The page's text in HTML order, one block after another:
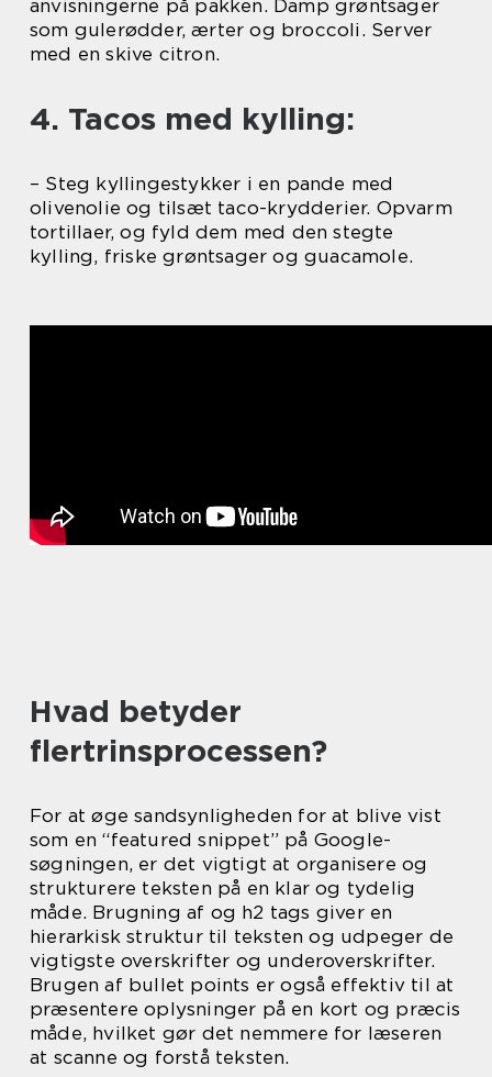
anvisningerne på pakken. Damp grøntsager
som gulerødder, ærter og broccoli. Server
med en skive citron.
4. Tacos med kylling:
– Steg kyllingestykker i en pande med
olivenolie og tilsæt taco-krydderier. Opvarm
tortillaer, og fyld dem med den stegte
kylling, friske grøntsager og guacamole.
Hvad betyder
flertrinsprocessen?
For at øge sandsynligheden for at blive vist
som en “featured snippet” på Google-
søgningen, er det vigtigt at organisere og
strukturere teksten på en klar og tydelig
måde. Brugning af og h2 tags giver en
hierarkisk struktur til teksten og udpeger de
vigtigste overskrifter og underoverskrifter.
Brugen af bullet points er også effektiv til at
præsentere oplysninger på en kort og præcis
måde, hvilket gør det nemmere for læseren
at scanne og forstå teksten.